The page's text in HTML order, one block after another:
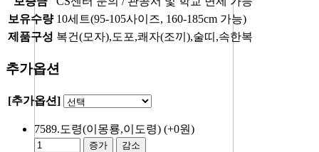
보유수량 10세트(95-105사이즈, 160-185cm 가능)
제품구성 복건(모자),도포,쾌자(조끼),술띠,속한복
추가옵션
[추가옵션]
7589.도령(이몽룡,이도령) (+0원)
증가 감소